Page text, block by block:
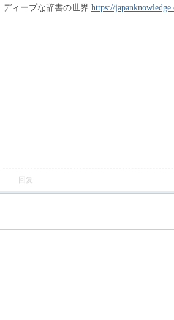
ディープな辞書の世界 https://
回复